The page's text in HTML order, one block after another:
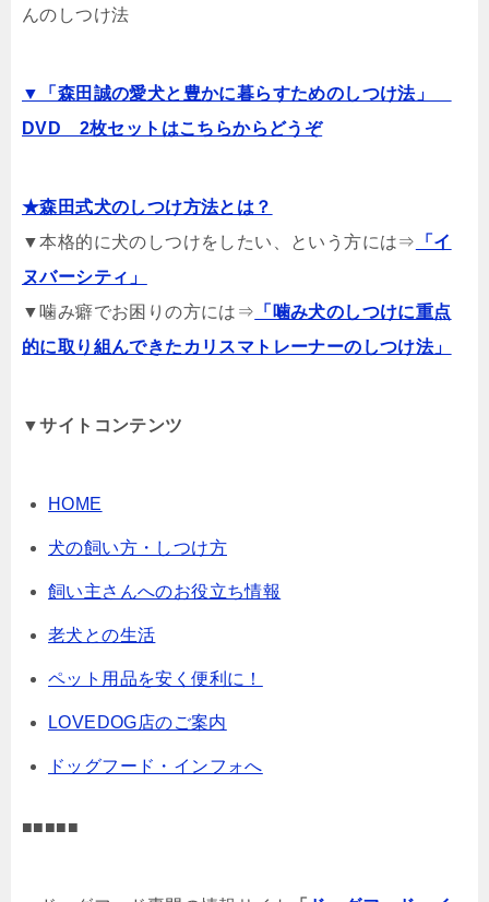
んのしつけ法
▼「森田誠の愛犬と豊かに暮らすためのしつけ法」
DVD 2枚セットはこちらからどうぞ
★森田式犬のしつけ方法とは？
▼本格的に犬のしつけをしたい、という方には⇒
「イ
ヌバーシティ」
▼噛み癖でお困りの方には⇒ 「噛み犬のしつけに重点
的に取り組んできたカリスマトレーナーのしつけ法」
▼サイトコンテンツ
HOME
犬の飼い方・しつけ方
飼い主さんへのお役立ち情報
老犬との生活
ペット用品を安く便利に！
LOVEDOG店のご案内
ドッグフード・インフォへ
■■■■■